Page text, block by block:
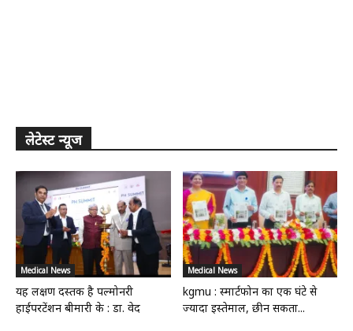
लेटेस्ट न्यूज
Medical News
यह लक्षण दस्तक है पल्मोनरी
हाईपरटेंशन बीमारी के : डा. वेद
Medical News
kgmu : स्मार्टफोन का एक घंटे से
ज्यादा इस्तेमाल, छीन सकता...